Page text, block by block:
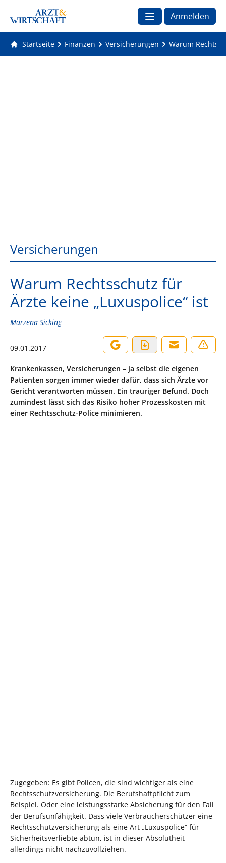
Anmelden
Startseite Finanzen Versicherungen Warum
Versicherungen
Warum Rechtsschutz für
Ärzte keine „Luxuspolice“ ist
Marzena Sicking
09.01.2017
Krankenkassen, Versicherungen – ja selbst die eigenen
Patienten sorgen immer wieder dafür, dass sich Ärzte vor
Gericht verantworten müssen. Ein trauriger Befund. Doch
zumindest lässt sich das Risiko hoher Prozesskosten mit
einer Rechtsschutz-Police minimieren.
Zugegeben: Es gibt Policen, die sind wichtiger als eine
Rechtsschutzversicherung. Die Berufshaftpflicht zum
Beispiel. Oder eine leistungsstarke Absicherung für den Fall
der Berufsunfähigkeit. Dass viele Verbraucherschützer eine
Rechtsschutzversicherung als eine Art „Luxuspolice“ für
Sicherheitsverliebte abtun, ist in dieser Absolutheit
allerdings nicht nachzuvollziehen.